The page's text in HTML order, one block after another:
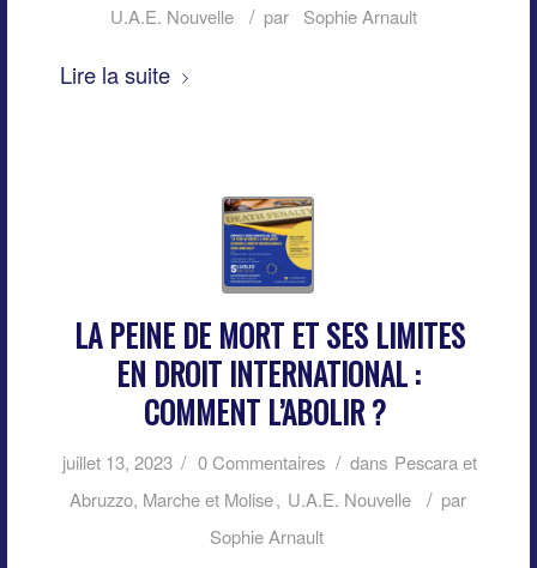
U.A.E. Nouvelle
/ par Sophie Arnault
Lire la suite
LA PEINE DE MORT ET SES LIMITES
EN DROIT INTERNATIONAL :
COMMENT L’ABOLIR ?
juillet 13, 2023 / 0 Commentaires / dans Pescara et
Abruzzo, Marche et Molise, U.A.E. Nouvelle / par
Sophie Arnault